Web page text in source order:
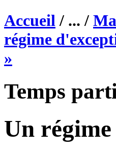
Accueil / ... /
régime
»
Temps
Un